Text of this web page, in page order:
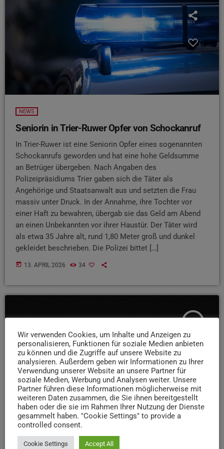
NEWS
Seniorin in Trier-Ruwer Opfer von Schockanruf
In Trier-Ruwer ist eine Seniorin Opfer eines sogenannten
Schockanrufs geworden und hat eine hohe Geldsumme
an Betrüger übergeben. Nach Angaben des
Polizeipräsidiums Trier gaben sich die Täter als
Angehörige und Staatsanwalt aus und setzten die Frau
massiv unter Druck. In der Annahme, ihre Tochter vor
einer Haft zu bewahren, übergab sie das Geld am Abend
an einen Unbekannten vor ihrer Haustür. Der Täter wird
als etwa 35 Jahre alt, rund 1,80 Meter groß und dunkel
gekleidet beschrieben. Die Polizei bittet […]
today 13. APRIL 2026 34
insert_link
NEWS
Wir verwenden Cookies, um Inhalte und Anzeigen zu
personalisieren, Funktionen für soziale Medien anbieten
zu können und die Zugriffe auf unsere Website zu
analysieren. Außerdem geben wir Informationen zu Ihrer
Verwendung unserer Website an unsere Partner für
soziale Medien, Werbung und Analysen weiter. Unsere
Partner führen diese Informationen möglicherweise mit
weiteren Daten zusammen, die Sie ihnen bereitgestellt
haben oder die sie im Rahmen Ihrer Nutzung der Dienste
gesammelt haben. "Cookie Settings" to provide a
controlled consent.
Cookie Settings Accept All